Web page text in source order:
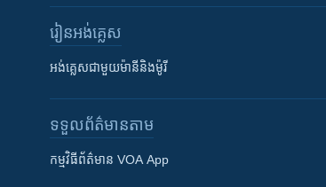
រៀន​​អង់គ្លេស
អង់គ្លេស​ជាមួយ​ម៉ានី​និង​ម៉ូរី
ទទួល​ព័ត៌មាន​តាម
កម្មវិធី​ព័ត៌មាន VOA App